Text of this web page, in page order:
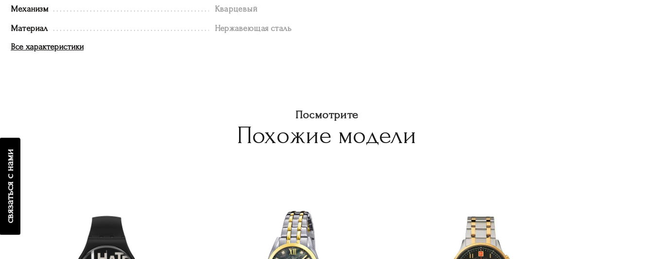
связаться с нами
Механизм Кварцевый
Материал
Нержавеющая сталь
Все характеристики
Посмотрите
Похожие модели